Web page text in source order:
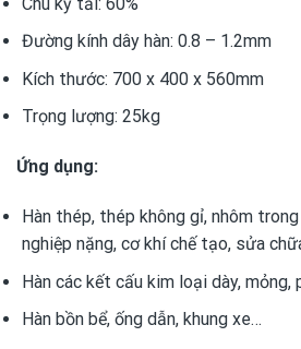
Đường kính dây hàn: 0.8 – 1.2mm
Kích thước: 700 x 400 x 560mm
Trọng lượng: 25kg
Ứng dụng:
Hàn thép, thép không gỉ, nhôm
nghiệp nặng, cơ khí chế tạo, sửa
Hàn các kết cấu kim loại dày, mỏng,
Hàn bồn bể, ống dẫn, khung xe…